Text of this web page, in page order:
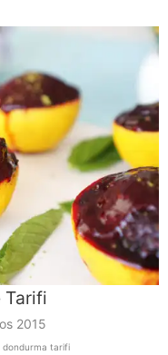
Tarifi
2015
dondurma tarifi